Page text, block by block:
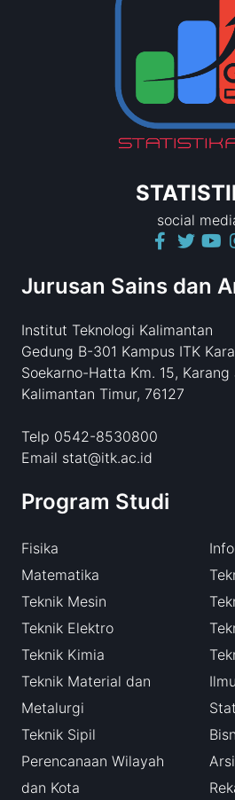
social
Jurusan Sains dan
Institut Teknologi Kalimantan
Gedung B-301 Kampus ITK
Soekarno-Hatta Km. 15,
Kalimantan Timur, 76127
Telp 0542-8530800
Email stat@itk.ac.id
Program Studi
Fisika
Matematika
Teknik Mesin
Teknik Elektro
Teknik Kimia
Teknik Material dan
Metalurgi
Teknik Sipil
Perencanaan Wilayah
dan Kota